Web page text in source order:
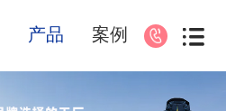
产品 案例